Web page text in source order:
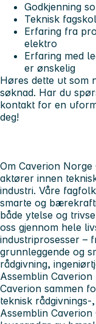
Godkjenning
Teknisk
Erfaring fra
elektro
Erfaring med
er ønskelig
Høres dette ut som
søknad. Har du
kontakt for en
deg!
Om Caverion
aktører innen
industri. Våre
smarte og
både ytelse og
oss gjennom hele
industriprosesser –
grunnleggende og
rådgivning,
Assemblin
Caverion sammen
teknisk
Assemblin